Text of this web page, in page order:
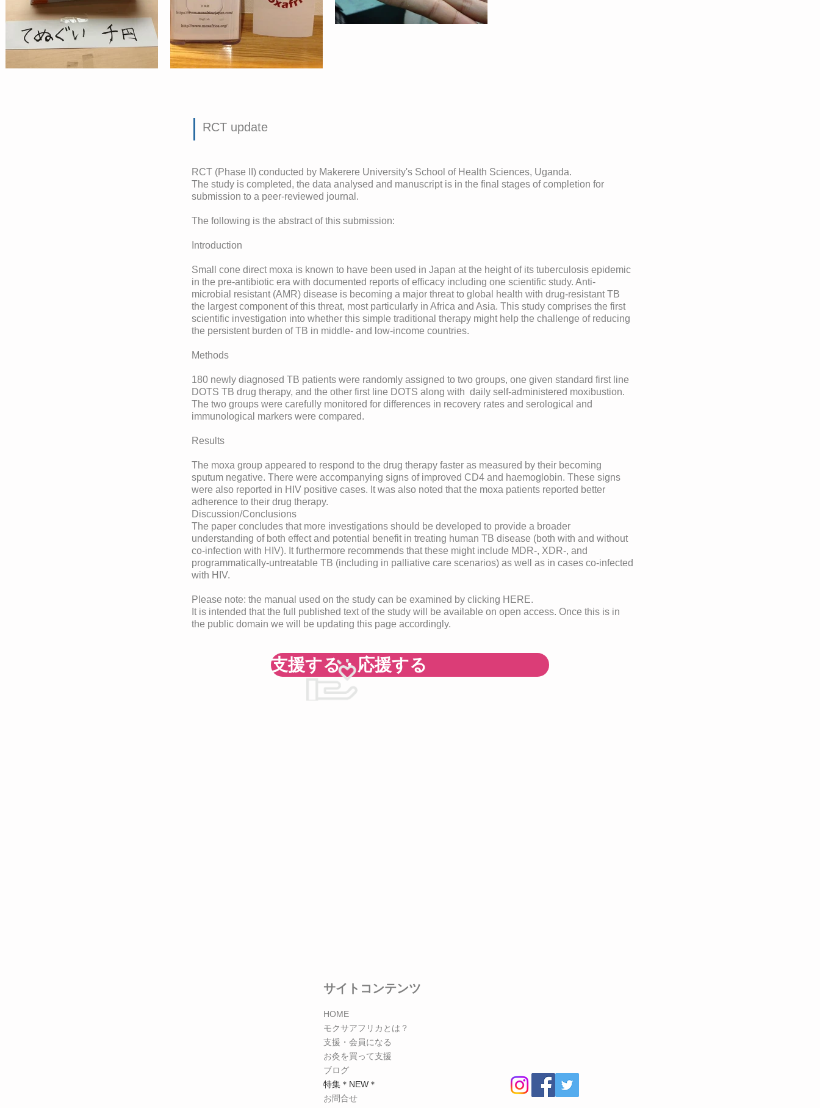
RCT update
RCT (Phase II) conducted by Makerere University's School of Health Sciences, Uganda.
The study is completed, the data analysed and manuscript is in the final stages of completion for
submission to a peer-reviewed journal.
The following is the abstract of this submission:
Introduction
Small cone direct moxa is known to have been used in Japan at the height of its tuberculosis epidemic
in the pre-antibiotic era with documented reports of efficacy including one scientific study. Anti-
microbial resistant (AMR) disease is becoming a major threat to global health with drug-resistant TB
the largest component of this threat, most particularly in Africa and Asia. This study comprises the first
scientific investigation into whether this simple traditional therapy might help the challenge of reducing
the persistent burden of TB in middle- and low-income countries.
Methods
180 newly diagnosed TB patients were randomly assigned to two groups, one given standard first line
DOTS TB drug therapy, and the other first line DOTS along with daily self-administered moxibustion.
The two groups were carefully monitored for differences in recovery rates and serological and
immunological markers were compared.
Results
The moxa group appeared to respond to the drug therapy faster as measured by their becoming
sputum negative. There were accompanying signs of improved CD4 and haemoglobin. These signs
were also reported in HIV positive cases. It was also noted that the moxa patients reported better
adherence to their drug therapy.
Discussion/Conclusions
The paper concludes that more investigations should be developed to provide a broader
understanding of both effect and potential benefit in treating human TB disease (both with and without
co-infection with HIV). It furthermore recommends that these might include MDR-, XDR-, and
programmatically-untreatable TB (including in palliative care scenarios) as well as in cases co-infected
with HIV.
Please note: the manual used on the study can be examined by clicking HERE.
It is intended that the full published text of the study will be available on open access. Once this is in
the public domain we will be updating this page accordingly.
支援する・応援する
​サイトコンテンツ
HOME
モクサアフリカとは？
支援・会員になる
お灸を買って支援
ブログ
特集＊NEW＊
お問合せ